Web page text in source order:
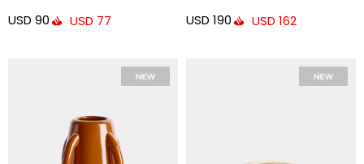
USD 90 USD 77 USD 190 USD 162